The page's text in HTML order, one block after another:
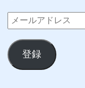
メ
ー
ル
ア
登録